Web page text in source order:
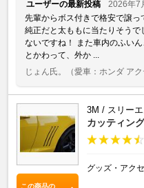
ユーザーの最新投稿
2026年7
先輩からボス付きで格安で譲っ
純正だと太ももに当たりそう
ないですね！ また車内のふい
とかわって、外か ...
じょん氏。
（愛車：ホンダ ア
この商品の
3M / スリー
カッティン
グッズ・アク